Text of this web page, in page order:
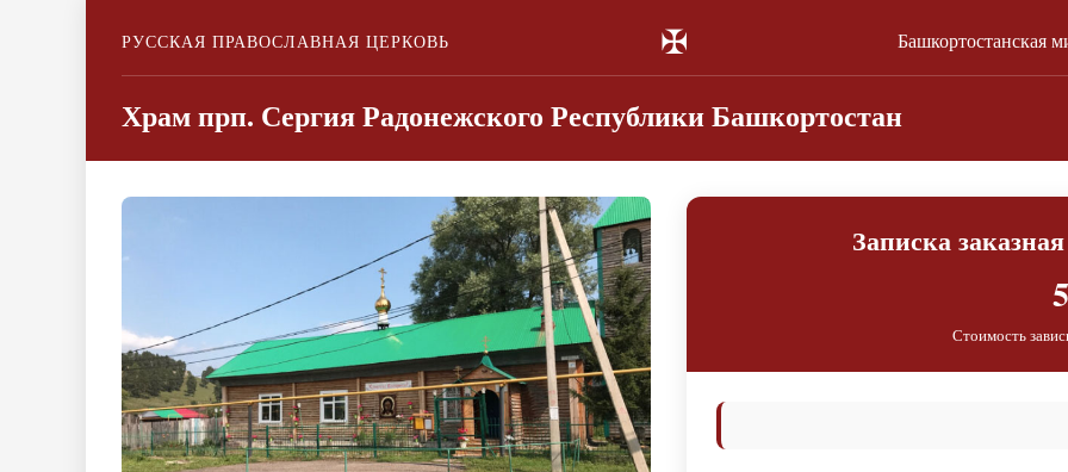
РУССКАЯ ПРАВОСЛАВНАЯ ЦЕРКОВЬ ✠ Башкортостанская
Храм прп. Сергия Радонежского Республики Башкортостан
Записка
Стоимость